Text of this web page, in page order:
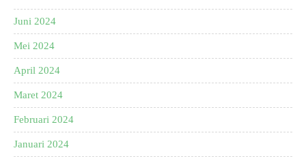
Juni 2024
Mei 2024
April 2024
Maret 2024
Februari 2024
Januari 2024